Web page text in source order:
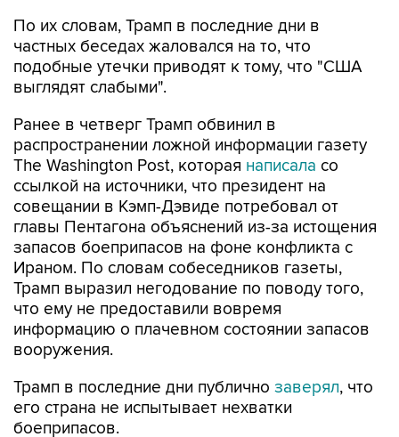
По их словам, Трамп в последние дни в
частных беседах жаловался на то, что
подобные утечки приводят к тому, что "США
выглядят слабыми".
Ранее в четверг Трамп обвинил в
распространении ложной информации газету
The Washington Post, которая написала со
ссылкой на источники, что президент на
совещании в Кэмп-Дэвиде потребовал от
главы Пентагона объяснений из-за истощения
запасов боеприпасов на фоне конфликта с
Ираном. По словам собеседников газеты,
Трамп выразил негодование по поводу того,
что ему не предоставили вовремя
информацию о плачевном состоянии запасов
вооружения.
Трамп в последние дни публично заверял, что
его страна не испытывает нехватки
боеприпасов.